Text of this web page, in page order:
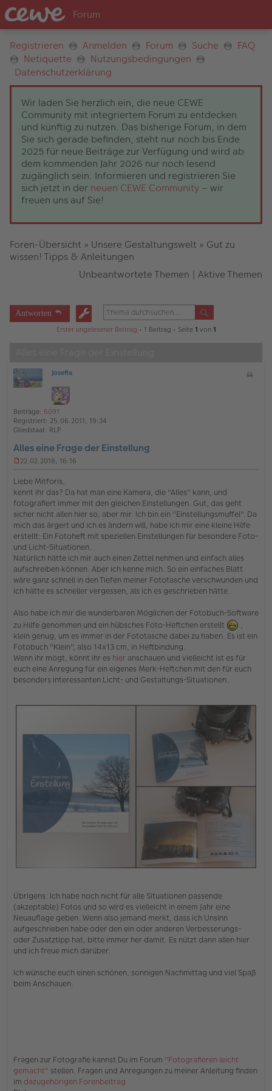
Registrieren Anmelden Forum Suche
FAQ
Netiquette
Nutzungsbedingungen
Datenschutzerklärung
Wir laden Sie herzlich ein, die neue CEWE
Community mit integriertem Forum zu entdecken
und künftig zu nutzen. Das bisherige Forum, in dem
Sie sich gerade befinden, steht nur noch bis Ende
2025 für neue Beiträge zur Verfügung und wird ab
dem kommenden Jahr 2026 nur noch lesend
zugänglich sein. Informieren und registrieren Sie
sich jetzt in der neuen CEWE Community – wir
freuen uns auf Sie!
Foren-Übersicht » Unsere Gestaltungswelt » Gut zu
wissen! Tipps & Anleitungen
Unbeantwortete Themen | Aktive Themen
Antworten
Erster ungelesener Beitrag • 1 Beitrag • Seite 1 von 1
O
ff
n
e
Josefia
Beiträge: 6091
Registriert: 25.06.2011, 19:34
Gliedstaat: RLP
Alles eine Frage der Einstellung
g
e
l
e
s
n
e
r
B
e
i
t
a
g
22.02.2018, 16:16
Liebe Mitforis,
kennt ihr das? Da hat man eine Kamera, die "Alles" kann, und
fotografiert immer mit den gleichen Einstellungen. Gut, das geht
sicher nicht allen hier so, aber mir. Ich bin ein "Einstellungsmuffel". Da
mich das ärgert und ich es ändern will, habe ich mir eine kleine Hilfe
erstellt: Ein Fotoheft mit speziellen Einstellungen für besondere Foto-
und Licht-Situationen.
Natürlich hätte ich mir auch einen Zettel nehmen und einfach alles
aufschreiben können. Aber ich kenne mich. So ein einfaches Blatt
wäre ganz schnell in den Tiefen meiner Fototasche verschwunden und
ich hätte es schneller vergessen, als ich es geschrieben hätte.
Also habe ich mir die wunderbaren Möglichen der Fotobuch-Software
zu Hilfe genommen und ein hübsches Foto-Heftchen erstellt
,
klein genug, um es immer in der Fototasche dabei zu haben. Es ist ein
Fotobuch "Klein", also 14x13 cm, in Heftbindung.
Wenn ihr mögt, könnt ihr es hier anschauen und vielleicht ist es für
euch eine Anregung für ein eigenes Merk-Heftchen mit den für euch
besonders interessanten Licht- und Gestaltungs-Situationen.
Übrigens: Ich habe noch nicht für alle Situationen passende
(akzeptable) Fotos und so wird es vielleicht in einem Jahr eine
Neuauflage geben. Wenn also jemand merkt, dass ich Unsinn
aufgeschrieben habe oder den ein oder anderen Verbesserungs-
oder Zusatztipp hat, bitte immer her damit. Es nützt dann allen hier
und ich freue mich darüber.
Ich wünsche euch einen schönen, sonnigen Nachmittag und viel Spaß
beim Anschauen.
Fragen zur Fotografie kannst Du im Forum "Fotografieren leicht
gemacht" stellen. Fragen und Anregungen zu meiner Anleitung finden
im dazugehörigen Forenbeitrag